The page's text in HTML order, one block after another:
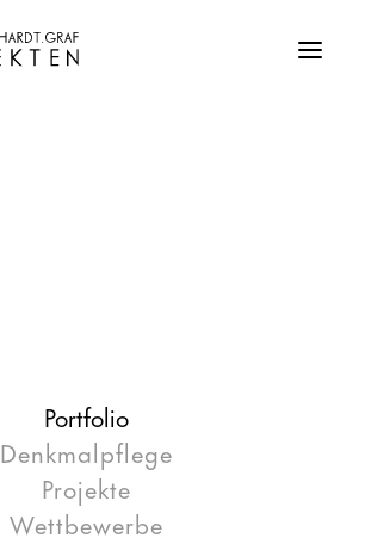
Portfolio
Denkmalpflege
Projekte
Wettbewerbe